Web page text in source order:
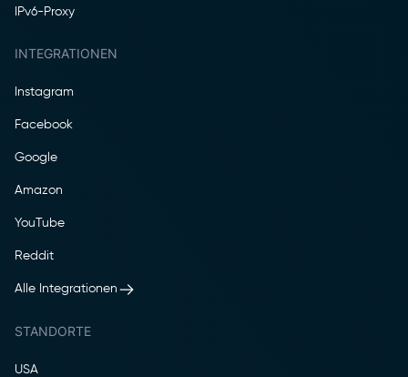
IPv6-Proxy
INTEGRATIONEN
Instagram
Facebook
Google
Amazon
YouTube
Reddit
Alle Integrationen
STANDORTE
USA